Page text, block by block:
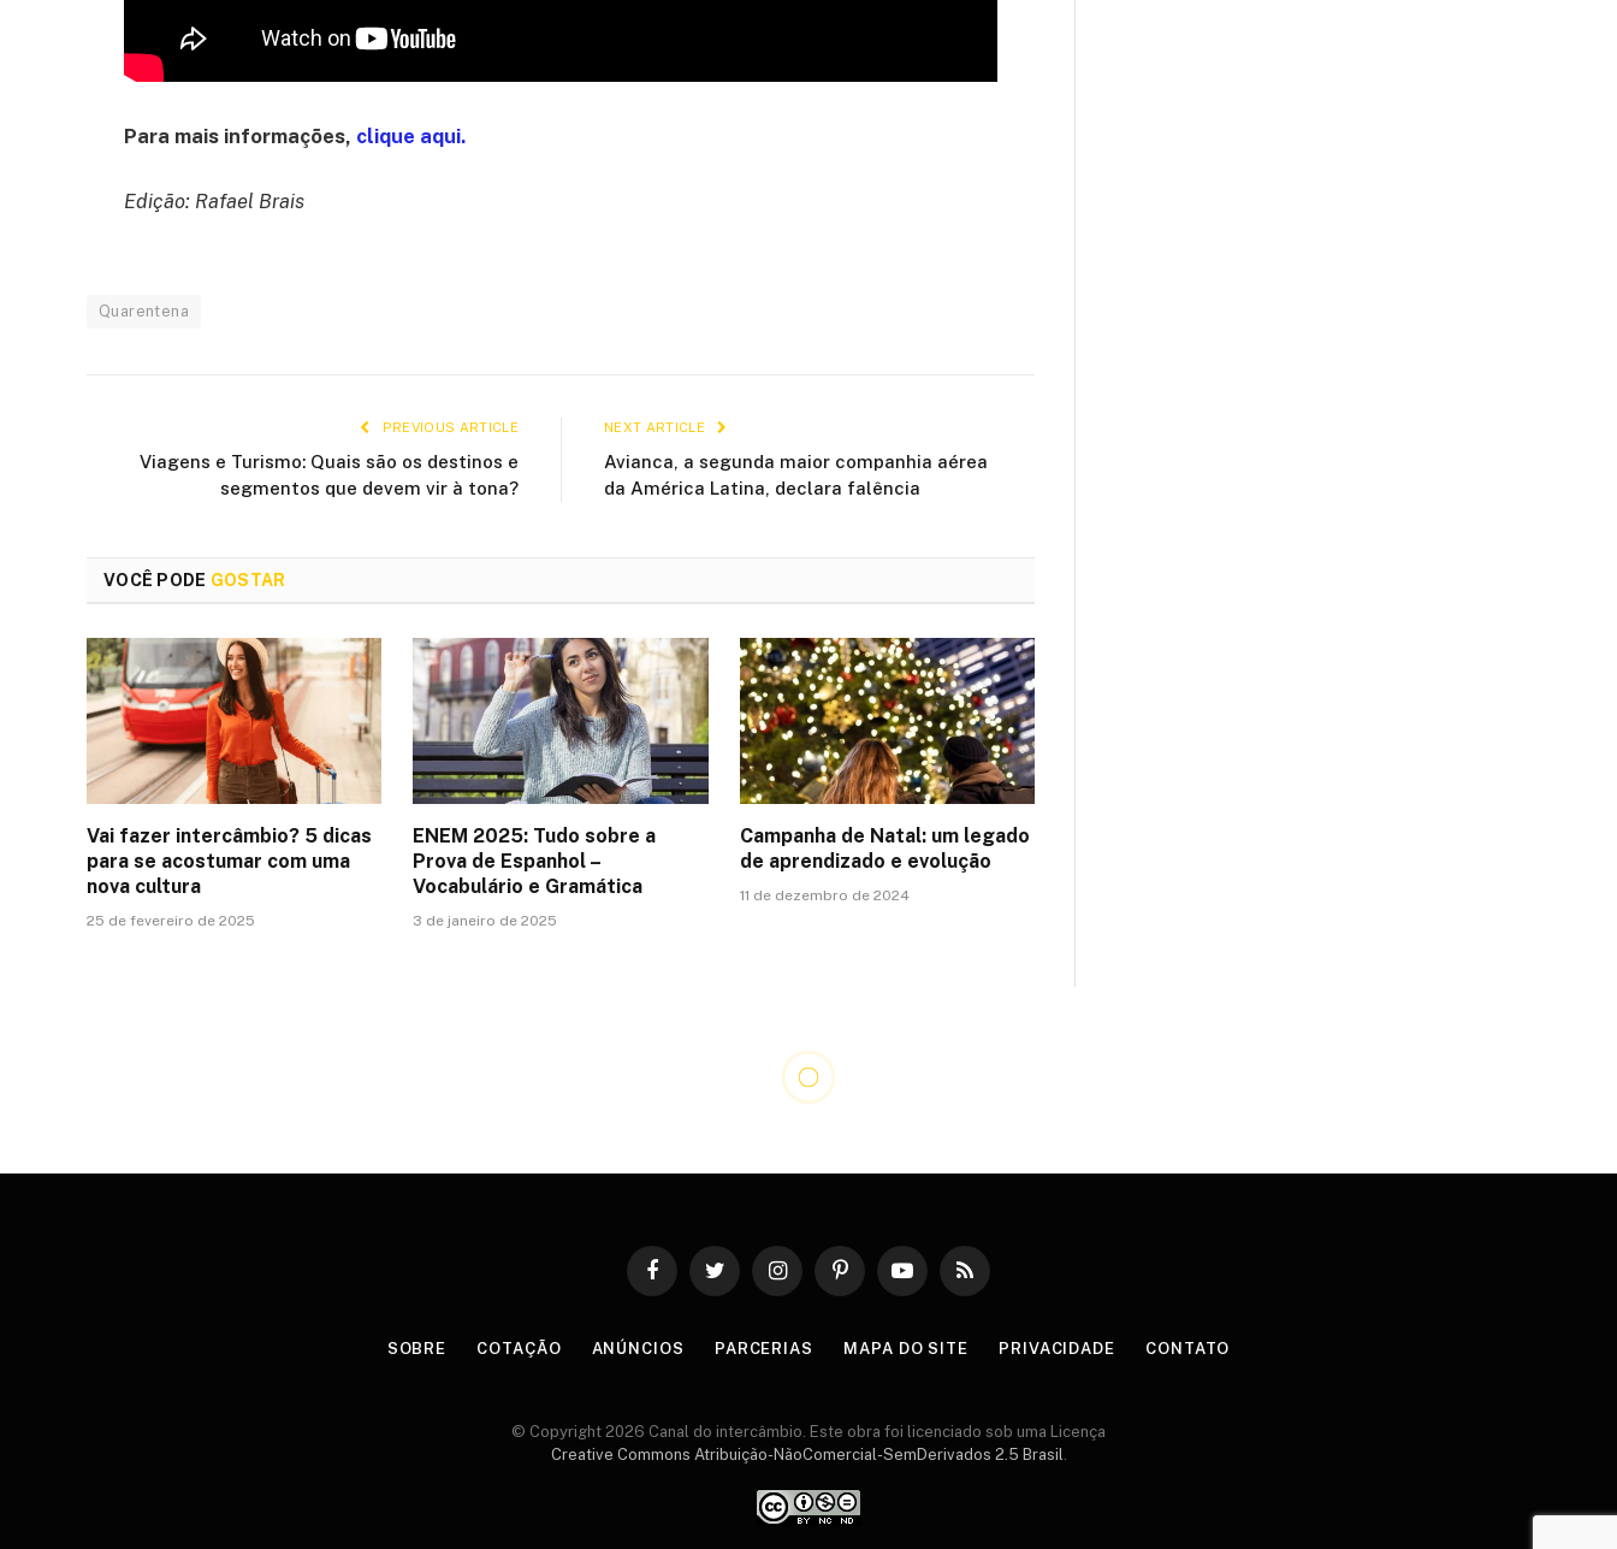
Para mais informações, clique aqui.
Edição: Rafael Brais
Quarentena
PREVIOUS ARTICLE
Viagens e Turismo: Quais são os destinos e
segmentos que devem vir à tona?
NEXT ARTICLE
Avianca, a segunda maior companhia aérea
da América Latina, declara falência
VOCÊ PODE GOSTAR
Vai fazer intercâmbio? 5 dicas
para se acostumar com uma
nova cultura
25 de fevereiro de 2025
ENEM 2025: Tudo sobre a
Prova de Espanhol –
Vocabulário e Gramática
3 de janeiro de 2025
Campanha de Natal: um legado
de aprendizado e evolução
11 de dezembro de 2024
FacebookTwitter InstagramPinterestYouTubeRSS
SOBRE COTAÇÃO ANÚNCIOS PARCERIAS MAPA DO SITE PRIVACIDADE CONTATO
© Copyright 2026 Canal do intercâmbio. Este obra foi licenciado sob uma Licença
Creative Commons Atribuição-NãoComercial-SemDerivados 2.5 Brasil.